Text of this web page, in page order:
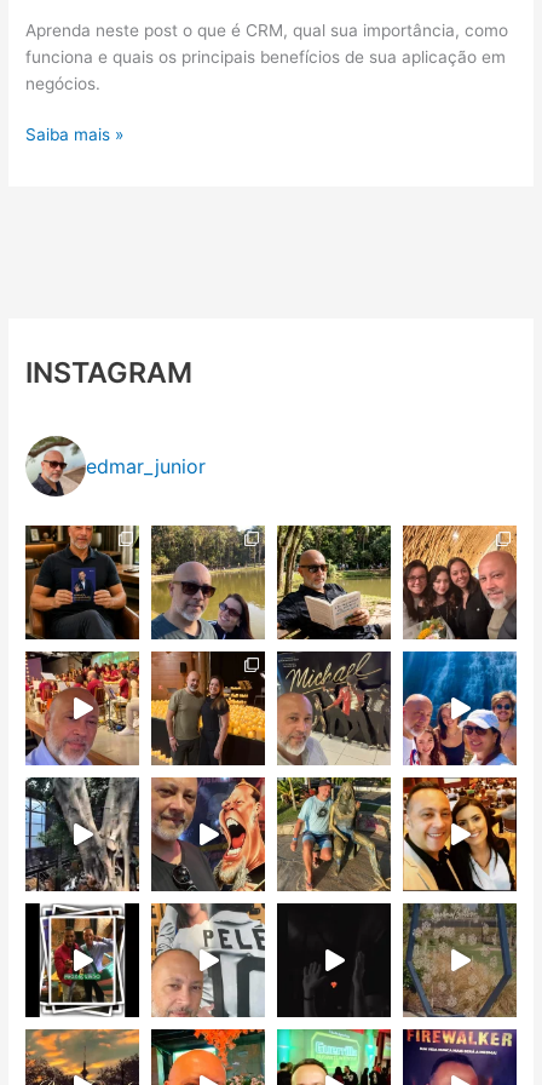
Aprenda neste post o que é CRM, qual sua importância, como
funciona e quais os principais benefícios de sua aplicação em
negócios.
O
Saiba mais »
INSTAGRAM
edmar_junior